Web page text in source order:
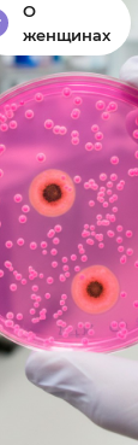
О
женщинах